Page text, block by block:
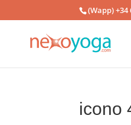
(Wapp) +34
icono